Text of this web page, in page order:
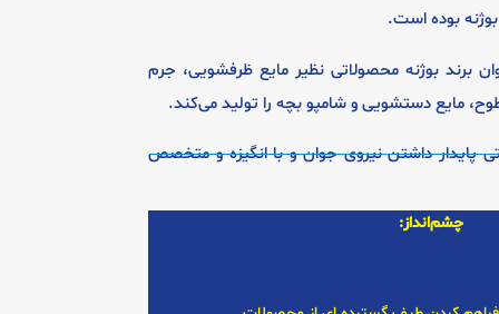
بوده است.
برند بوژنه محصولاتی نظیر مایع ظرفشویی، جرم
مایع دستشویی و شامپو بچه را تولید می‌کند.
داشتن نیروی جوان و با انگیزه و متخصص
چشم‌انداز: